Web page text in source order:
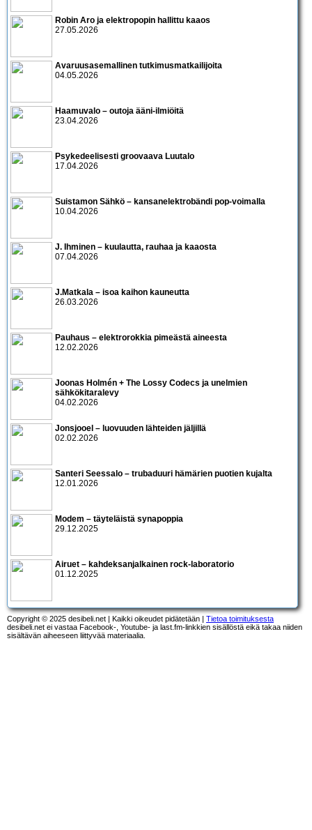
Robin Aro ja elektropopin hallittu kaaos
27.05.2026
Avaruusasemallinen tutkimusmatkailijoita
04.05.2026
Haamuvalo – outoja ääni-ilmiöitä
23.04.2026
Psykedeelisesti groovaava Luutalo
17.04.2026
Suistamon Sähkö – kansanelektrobändi pop-voimalla
10.04.2026
J. Ihminen – kuulautta, rauhaa ja kaaosta
07.04.2026
J.Matkala – isoa kaihon kauneutta
26.03.2026
Pauhaus – elektrorokkia pimeästä aineesta
12.02.2026
Joonas Holmén + The Lossy Codecs ja unelmien
sähkökitaralevy
04.02.2026
Jonsjooel – luovuuden lähteiden jäljillä
02.02.2026
Santeri Seessalo – trubaduuri hämärien puotien kujalta
12.01.2026
Modem – täyteläistä synapoppia
29.12.2025
Airuet – kahdeksanjalkainen rock-laboratorio
01.12.2025
Copyright © 2025 desibeli.net | Kaikki oikeudet pidätetään | Tietoa toimituksesta
desibeli.net ei vastaa Facebook-, Youtube- ja last.fm-linkkien sisällöstä eikä takaa niiden
sisältävän aiheeseen liittyvää materiaalia.